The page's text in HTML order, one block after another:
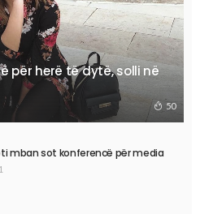
për herë të dytë, solli në
50
mban sot konferencë për media